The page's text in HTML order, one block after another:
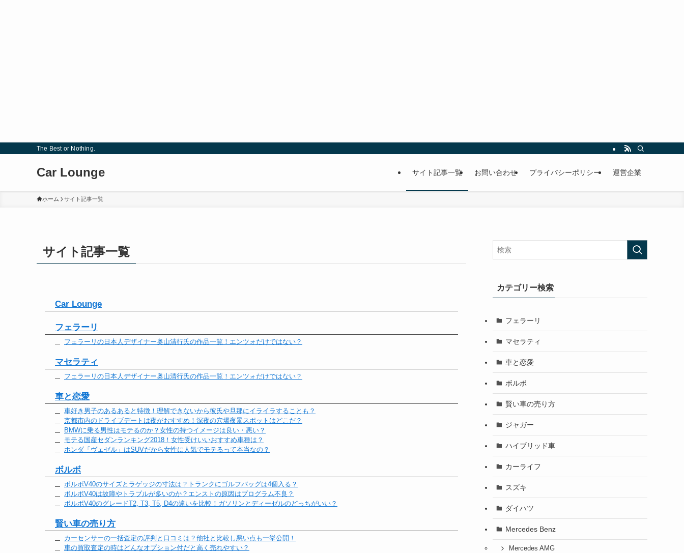
The Best or Nothing.
Car Lounge サイト記事一覧 お問い合わせ プライバシーポリシー 運営企業
ホーム サイト記事一覧
サイト記事一覧
Car Lounge
フェラーリ
フェラーリの日本人デザイナー奥山清行氏の作品一覧！エンツォだけではない？
マセラティ
フェラーリの日本人デザイナー奥山清行氏の作品一覧！エンツォだけではない？
車と恋愛
車好き男子のあるあると特徴！理解できないから彼氏や旦那にイライラすることも？
京都市内のドライブデートは夜がおすすめ！深夜の穴場夜景スポットはどこだ？
BMWに乗る男性はモテるのか？女性の持つイメージは良い・悪い？
モテる国産セダンランキング2018！女性受けいいおすすめ車種は？
ホンダ「ヴェゼル」はSUVだから女性に人気でモテるって本当なの？
ボルボ
ボルボV40のサイズとラゲッジの寸法は？トランクにゴルフバッグは4個入る？
ボルボV40は故障やトラブルが多いのか？エンストの原因はプログラム不良？
ボルボV40のグレードT2, T3, T5, D4の違いを比較！ガソリンとディーゼルのどっちがいい？
賢い車の売り方
カーセンサーの一括査定の評判と口コミは？他社と比較し悪い点も一挙公開！
車の買取査定の時はどんなオプション付だと高く売れやすい？
カテゴリー検索
フェラーリ
マセラティ
車と恋愛
ボルボ
賢い車の売り方
ジャガー
ハイブリッド車
カーライフ
スズキ
ダイハツ
Mercedes Benz
Mercedes AMG